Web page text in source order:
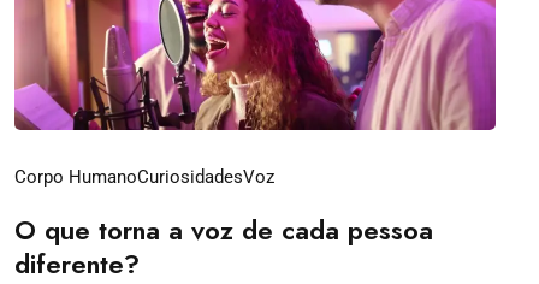
Corpo HumanoCuriosidadesVoz
O que torna a voz de cada pessoa
diferente?